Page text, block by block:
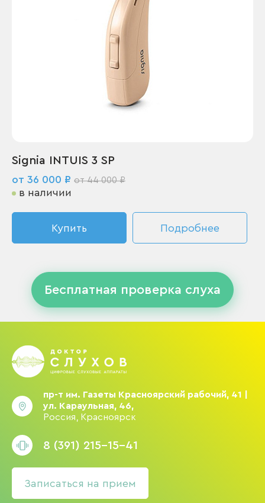
Signia INTUIS 3 SP
от 36 000 ₽ от 44 000 ₽
в наличии
Купить Подробнее
Бесплатная проверка слуха
пр-т им. Газеты Красноярский рабочий, 41 |
ул. Караульная, 46,
Россия, Красноярск
8 (391) 215-15-41
Записаться на прием